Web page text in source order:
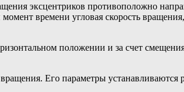
эксцентриков противоположно
времени угловая скорость
положении и за счет
Его параметры устанавливаются